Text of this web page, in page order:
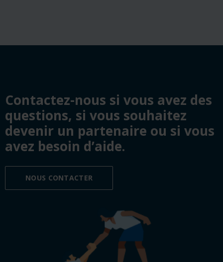
Contactez-nous si vous avez des
questions, si vous souhaitez
devenir un partenaire ou si vous
avez besoin d’aide.
NOUS CONTACTER